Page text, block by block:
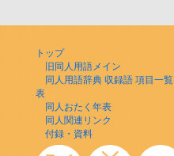
トップ
旧同人用語メイン
同人用語辞典 収録語 項目一覧
表
同人おたく年表
同人関連リンク
付録・資料